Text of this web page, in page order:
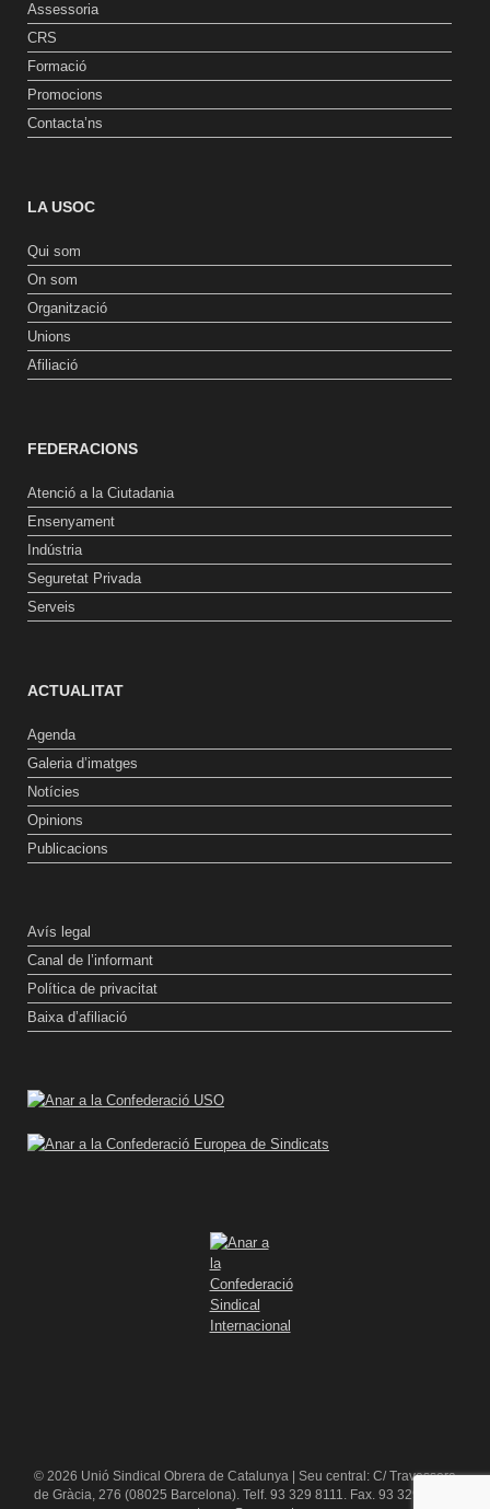
Assessoria
CRS
Formació
Promocions
Contacta’ns
LA USOC
Qui som
On som
Organització
Unions
Afiliació
FEDERACIONS
Atenció a la Ciutadania
Ensenyament
Indústria
Seguretat Privada
Serveis
ACTUALITAT
Agenda
Galeria d’imatges
Notícies
Opinions
Publicacions
Avís legal
Canal de l’informant
Política de privacitat
Baixa d’afiliació
© 2026 Unió Sindical Obrera de Catalunya | Seu central: C/ Travessera
de Gràcia, 276 (08025 Barcelona). Telf. 93 329 8111. Fax. 93 329 84 16